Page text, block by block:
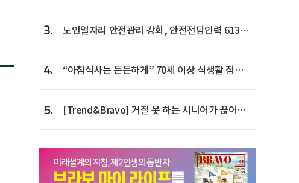
3.
노인일자리 안전관리 강화, 안전전담인력 613명
4.
“아침식사는 든든하게” 70세 이상 식생활 점수
5.
[Trend&Bravo] 거절 못 하는 시니어가 끊어야